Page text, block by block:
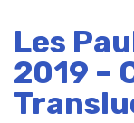
Les
2019 –